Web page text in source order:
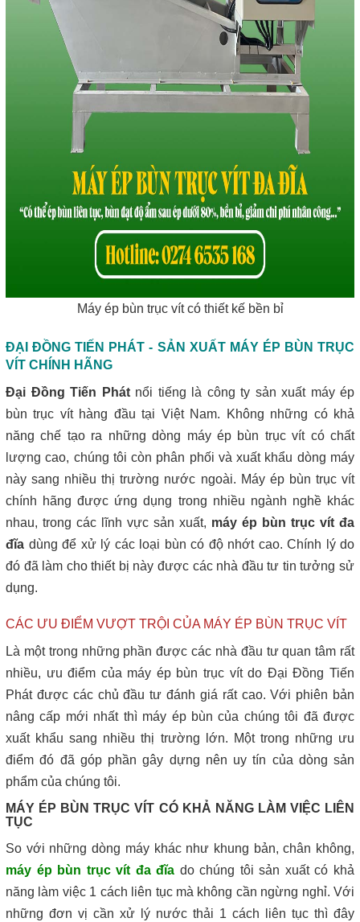
Máy ép bùn trục vít có thiết kế bền bỉ
ĐẠI ĐỒNG TIẾN PHÁT - SẢN XUẤT MÁY ÉP BÙN TRỤC
VÍT CHÍNH HÃNG
Đại Đồng Tiến Phátnổi tiếng là công ty sản xuất máy ép
bùn trục vít hàng đầu tại Việt Nam. Không những có khả
năng chế tạo ra những dòng máy ép bùn trục vít có chất
lượng cao, chúng tôi còn phân phối và xuất khẩu dòng máy
này sang nhiều thị trường nước ngoài. Máy ép bùn trục vít
chính hãng được ứng dụng trong nhiều ngành nghề khác
nhau, trong các lĩnh vực sản xuất, máy ép bùn trục vít đa
đĩa dùng để xử lý các loại bùn có độ nhớt cao. Chính lý do
đó đã làm cho thiết bị này được các nhà đầu tư tin tưởng sử
dụng.
CÁC ƯU ĐIỂM VƯỢT TRỘI CỦA MÁY ÉP BÙN TRỤC VÍT
Là một trong những phần được các nhà đầu tư quan tâm rất
nhiều, ưu điểm của máy ép bùn trục vít do Đại Đồng Tiến
Phát được các chủ đầu tư đánh giá rất cao. Với phiên bản
nâng cấp mới nhất thì máy ép bùn của chúng tôi đã được
xuất khẩu sang nhiều thị trường lớn. Một trong những ưu
điểm đó đã góp phần gây dựng nên uy tín của dòng sản
phẩm của chúng tôi.
MÁY ÉP BÙN TRỤC VÍT CÓ KHẢ NĂNG LÀM VIỆC LIÊN
TỤC
So với những dòng máy khác như khung bản, chân không,
máy ép bùn trục vít đa đĩa do chúng tôi sản xuất có khả
năng làm việc 1 cách liên tục mà không cần ngừng nghỉ. Với
những đơn vị cần xử lý nước thải 1 cách liên tục thì đây